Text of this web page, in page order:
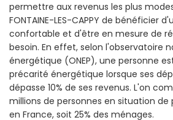
permettre aux revenus les plus
FONTAINE-LES-CAPPY de bénéficier
confortable et d'être en mesure de
besoin. En effet, selon l'observatoire
énergétique (ONEP), une personne
précarité énergétique lorsque ses
dépasse 10% de ses revenus. L'on
millions de personnes en situation
en France, soit 25% des ménages.